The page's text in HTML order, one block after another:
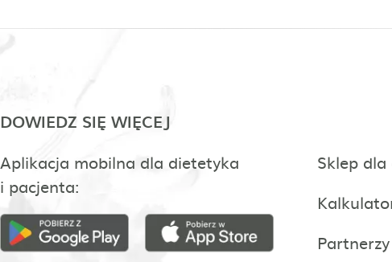
DOWIEDZ SIĘ WIĘCEJ
Aplikacja mobilna dla dietetyka
i pacjenta:
Sklep
Partnerzy